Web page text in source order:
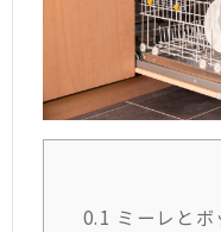
0.1 ミーレと